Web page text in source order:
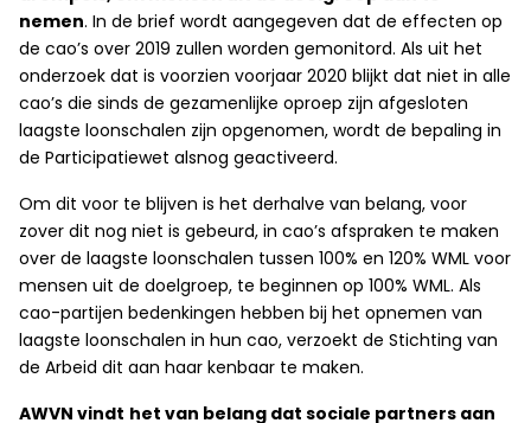
nemen. In de brief wordt aangegeven dat de effecten op
de cao’s over 2019 zullen worden gemonitord. Als uit het
onderzoek dat is voorzien voorjaar 2020 blijkt dat niet in alle
cao’s die sinds de gezamenlijke oproep zijn afgesloten
laagste loonschalen zijn opgenomen, wordt de bepaling in
de Participatiewet alsnog geactiveerd.
Om dit voor te blijven is het derhalve van belang, voor
zover dit nog niet is gebeurd, in cao’s afspraken te maken
over de laagste loonschalen tussen 100% en 120% WML voor
mensen uit de doelgroep, te beginnen op 100% WML. Als
cao-partijen bedenkingen hebben bij het opnemen van
laagste loonschalen in hun cao, verzoekt de Stichting van
de Arbeid dit aan haar kenbaar te maken.
AWVN vindt het van belang dat sociale partners aan